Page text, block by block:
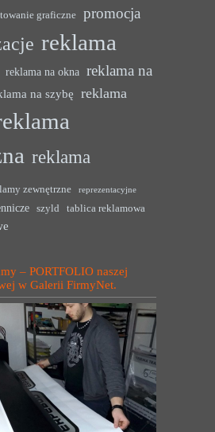
graficzne
promocja
reklama
reklama na okna reklama na
na szybę reklama
reklama
zewnętrzne reprezentacyjne
szyld tablica reklamowa
– PORTFOLIO naszej
w Galerii FirmyNet.